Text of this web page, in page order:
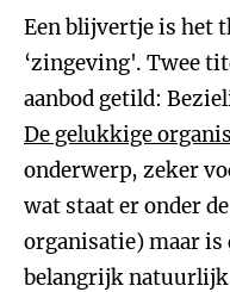
Een blijvertje is het
‘zingeving'. Twee
aanbod getild:
De gelukkige
onderwerp, zeker
wat staat er onder
organisatie) maar
belangrijk